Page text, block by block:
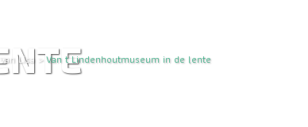
Lisa>Van t Lindenhoutmuseum in de lente